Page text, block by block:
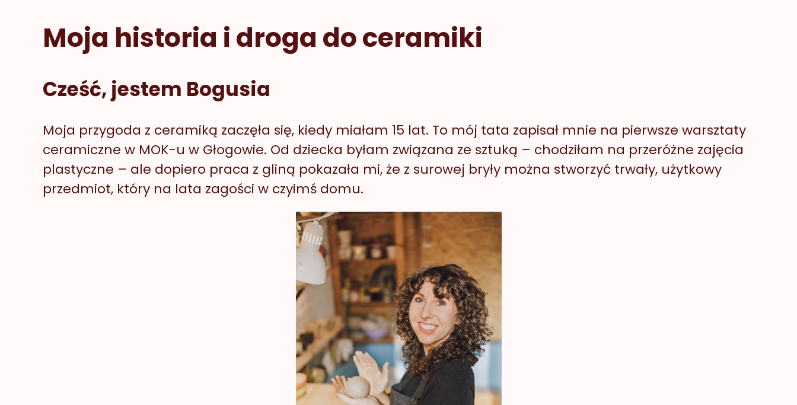
Moja historia i droga do ceramiki
Cześć, jestem Bogusia
Moja przygoda z ceramiką zaczęła się, kiedy miałam 15 lat. To mój tata zapisał mnie na pierwsze warsztaty
ceramiczne w MOK-u w Głogowie. Od dziecka byłam związana ze sztuką – chodziłam na przeróżne zajęcia
plastyczne – ale dopiero praca z gliną pokazała mi, że z surowej bryły można stworzyć trwały, użytkowy
przedmiot, który na lata zagości w czyimś domu.